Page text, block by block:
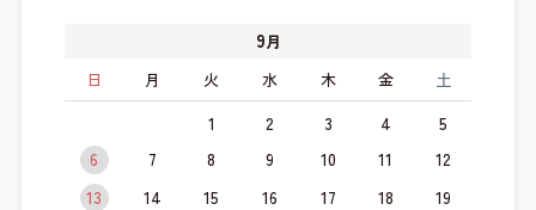
9月
日
月 火 水 木 金 土
1 2 3 4
5
6
7 8 9 10 11
12
13
14 15 16 17 18
19